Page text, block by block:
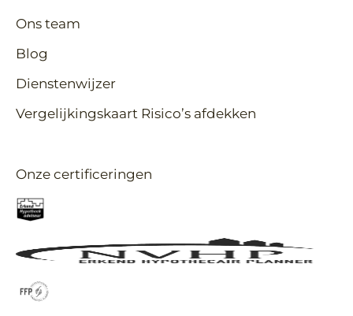
Ons team
Blog
Dienstenwijzer
Vergelijkingskaart Risico’s afdekken
Onze certificeringen